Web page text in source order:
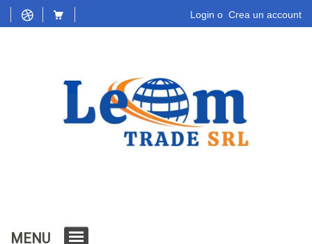
Login o Crea un account
MENU